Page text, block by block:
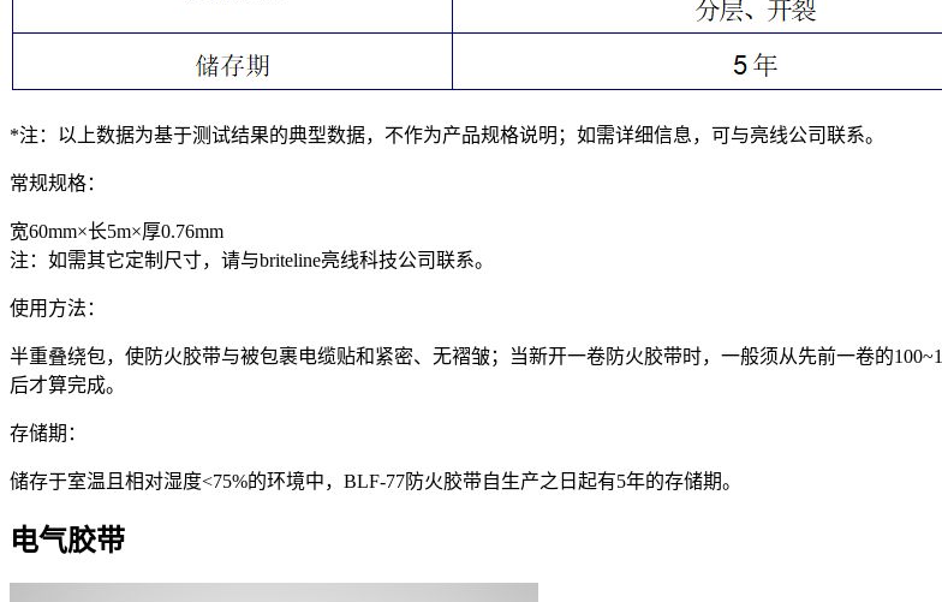
*注：以上数据为基于测试结果的典型数据，不作为产品规格说明；如需详细信息，可与亮线公司联系。
常规规格：
宽60mm×长5m×厚0.76mm
注：如需其它定制尺寸，请与briteline亮线科技公司联系。
使用方法：
半重叠绕包，使防火胶带与被包裹电缆贴和紧密、无褶皱；当新开一卷防火胶带时，一般须从先前一卷的
后才算完成。
存储期：
储存于室温且相对湿度<75%的环境中，BLF-77防火胶带自生产之日起有5年的存储期。
电气胶带